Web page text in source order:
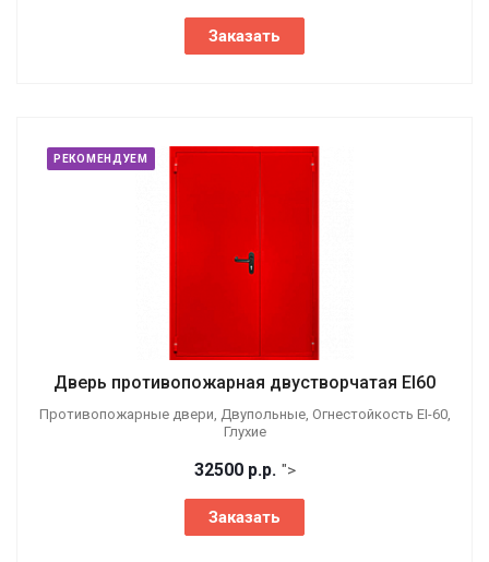
Заказать
РЕКОМЕНДУЕМ
Дверь противопожарная двустворчатая EI60
Противопожарные двери, Двупольные, Огнестойкость EI-60,
Глухие
32500 р.р. ">
Заказать